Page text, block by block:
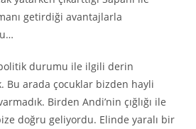
getirdiği avantajlarla
durumu ile ilgili derin
Bu arada çocuklar bizden hayli
Birden Andi’nin çığlığı ile
doğru geliyordu. Elinde yaralı bir